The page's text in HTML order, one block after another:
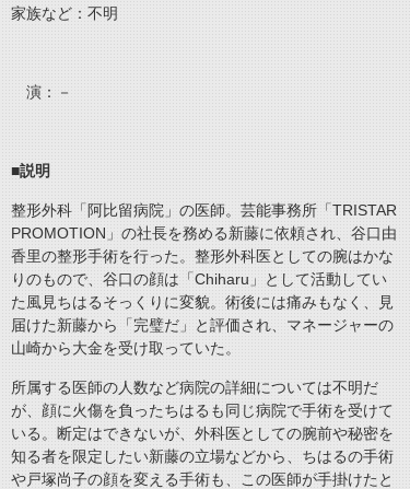
家族など：不明
演：－
■説明
整形外科「阿比留病院」の医師。芸能事務所「TRISTAR
PROMOTION」の社長を務める新藤に依頼され、谷口由
香里の整形手術を行った。整形外科医としての腕はかな
りのもので、谷口の顔は「Chiharu」として活動してい
た風見ちはるそっくりに変貌。術後には痛みもなく、見
届けた新藤から「完璧だ」と評価され、マネージャーの
山崎から大金を受け取っていた。
所属する医師の人数など病院の詳細については不明だ
が、顔に火傷を負ったちはるも同じ病院で手術を受けて
いる。断定はできないが、外科医としての腕前や秘密を
知る者を限定したい新藤の立場などから、ちはるの手術
や戸塚尚子の顔を変える手術も、この医師が手掛けたと